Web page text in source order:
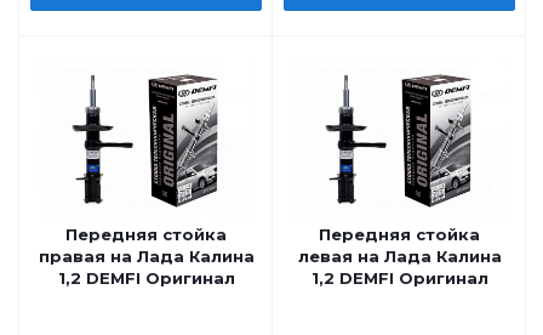
Передняя стойка
правая на Лада Калина
1,2 DEMFI Оригинал
Передняя стойка
левая на Лада Калина
1,2 DEMFI Оригинал